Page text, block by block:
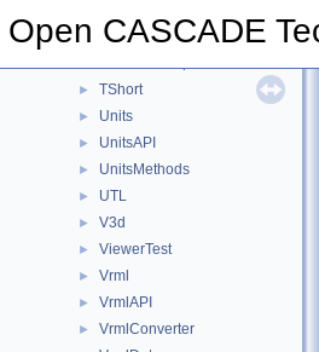
Open CASCADE
Transfer
► TShort
► Units
► UnitsAPI
► UnitsMethods
► UTL
► V3d
► ViewerTest
► Vrml
► VrmlAPI
► VrmlConverter